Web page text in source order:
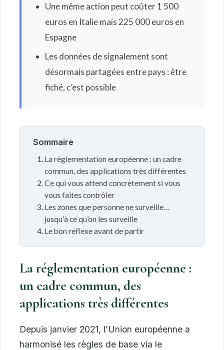
Une même action peut coûter 1 500
euros en Italie mais 225 000 euros en
Espagne
Les données de signalement sont
désormais partagées entre pays : être
fiché, c’est possible
Sommaire
La réglementation européenne : un cadre
commun, des applications très différentes
Ce qui vous attend concrètement si vous
vous faites contrôler
Les zones que personne ne surveille…
jusqu’à ce qu’on les surveille
Le bon réflexe avant de partir
La réglementation européenne :
un cadre commun, des
applications très différentes
Depuis janvier 2021, l’Union européenne a
harmonisé les règles de base via le